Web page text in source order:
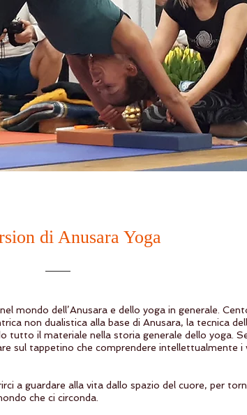
di Anusara Yoga
mondo dell’Anusara e dello yoga in generale.
non dualistica alla base di Anusara, la tecnica
tutto il materiale nella storia generale dello yoga.
sul tappetino che comprendere intellettualmente i
a guardare alla vita dallo spazio del cuore, per
che ci circonda.